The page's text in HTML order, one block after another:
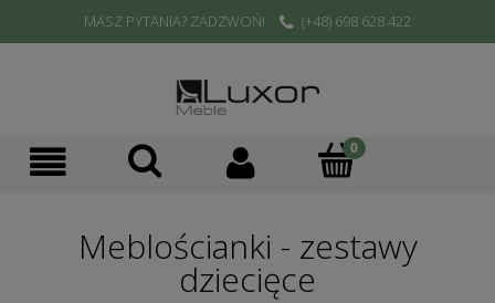
MASZ PYTANIA? ZADZWOŃ! (+48) 698 628 422
Meblościanki - zestawy
dziecięce